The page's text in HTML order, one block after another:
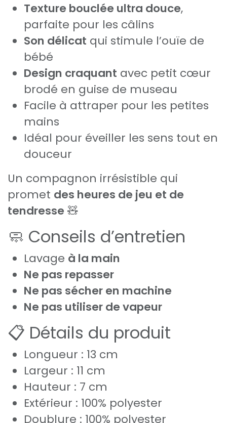
Texture bouclée ultra douce,
parfaite pour les câlins
Son délicat qui stimule l’ouïe de
bébé
Design craquant avec petit cœur
brodé en guise de museau
Facile à attraper pour les petites
mains
Idéal pour éveiller les sens tout en
douceur
Un compagnon irrésistible qui
promet des heures de jeu et de
tendresse 🧸
🧼 Conseils d’entretien
Lavage à la main
Ne pas repasser
Ne pas sécher en machine
Ne pas utiliser de vapeur
📋 Détails du produit
Longueur : 13 cm
Largeur : 11 cm
Hauteur : 7 cm
Extérieur : 100% polyester
Doublure : 100% polyester